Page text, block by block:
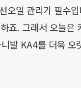
일 관리가 필수
죠. 그래서 오늘
발 KA4를 더욱